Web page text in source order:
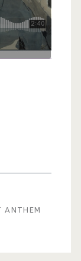
ANTHEM